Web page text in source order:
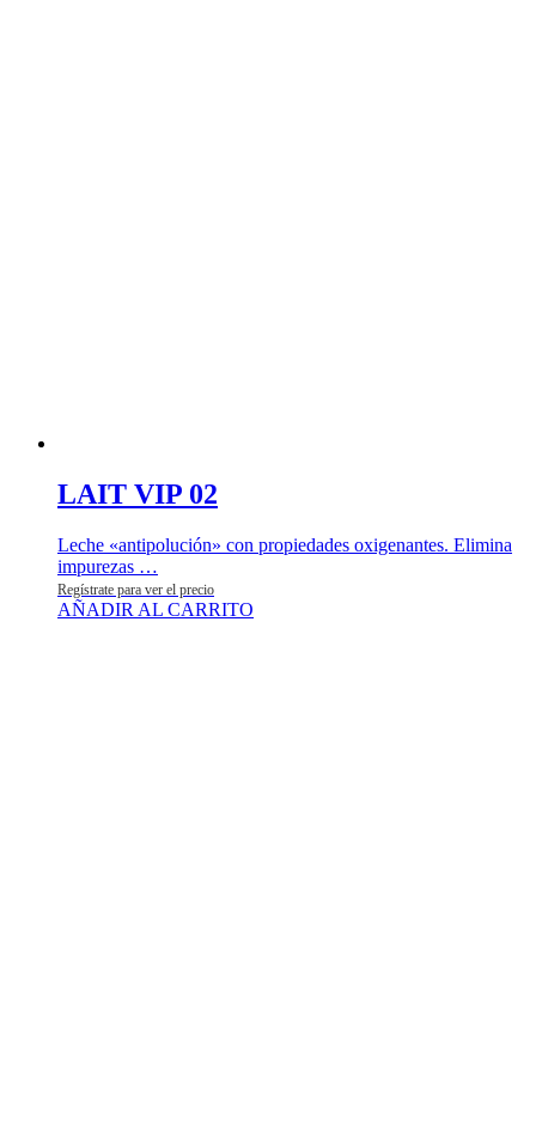
LAIT VIP 02
Leche «antipolución» con propiedades oxigenantes. Elimina
impurezas …
Regístrate para ver el precio
AÑADIR AL CARRITO